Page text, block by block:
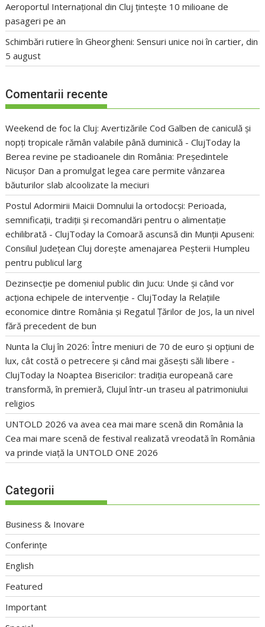
Aeroportul Internațional din Cluj țintește 10 milioane de
pasageri pe an
Schimbări rutiere în Gheorgheni: Sensuri unice noi în cartier, din
5 august
Comentarii recente
Weekend de foc la Cluj: Avertizările Cod Galben de caniculă și
nopți tropicale rămân valabile până duminică - ClujToday la
Berea revine pe stadioanele din România: Președintele
Nicușor Dan a promulgat legea care permite vânzarea
băuturilor slab alcoolizate la meciuri
Postul Adormirii Maicii Domnului la ortodocși: Perioada,
semnificații, tradiții și recomandări pentru o alimentație
echilibrată - ClujToday laComoară ascunsă din Munții Apuseni:
Consiliul Județean Cluj dorește amenajarea Peșterii Humpleu
pentru publicul larg
Dezinsecție pe domeniul public din Jucu: Unde și când vor
acționa echipele de intervenție - ClujToday la Relațiile
economice dintre România și Regatul Țărilor de Jos, la un nivel
fără precedent de bun
Nunta la Cluj în 2026: Între meniuri de 70 de euro și opțiuni de
lux, cât costă o petrecere și când mai găsești săli libere -
ClujToday la Noaptea Bisericilor: tradiția europeană care
transformă, în premieră, Clujul într-un traseu al patrimoniului
religios
UNTOLD 2026 va avea cea mai mare scenă din România la
Cea mai mare scenă de festival realizată vreodată în România
va prinde viață la UNTOLD ONE 2026
Categorii
Business & Inovare
Conferințe
English
Featured
Important